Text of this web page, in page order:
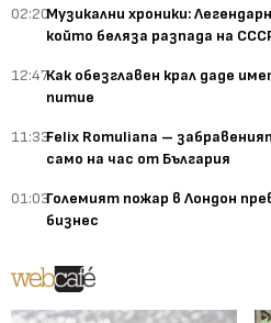
02:20Музикални хроники:
който беляза разпада на
12:47Как обезглавен крал даде
питие
11:33Felix Romuliana –
само на час от България
01:03Големият пожар в Лондон
бизнес